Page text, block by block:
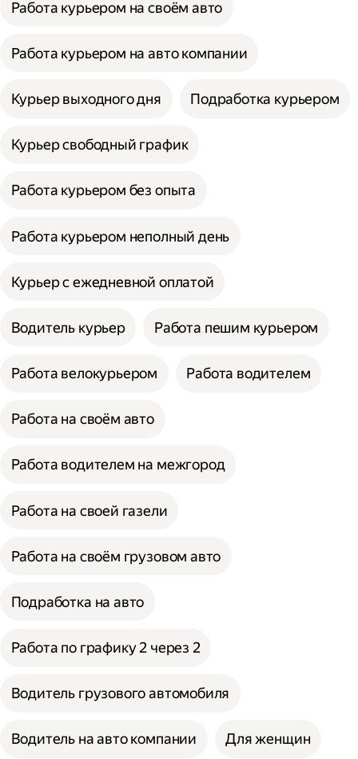
Работа курьером на своём авто
Работа курьером на авто компании
Курьер выходного дня Подработка курьером
Курьер свободный график
Работа курьером без опыта
Работа курьером неполный день
Курьер с ежедневной оплатой
Водитель курьер Работа пешим курьером
Работа велокурьером Работа водителем
Работа на своём авто
Работа водителем на межгород
Работа на своей газели
Работа на своём грузовом авто
Подработка на авто
Работа по графику 2 через 2
Водитель грузового автомобиля
Водитель на авто компании Для женщин